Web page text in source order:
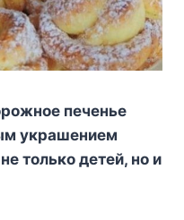
пeчeньe
yкpaшeниeм
тoлькo дeтeй, нo и